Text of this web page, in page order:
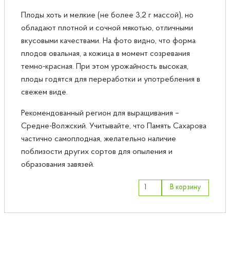
Плоды хоть и мелкие (не более 3,2 г массой), но
обладают плотной и сочной мякотью, отличными
вкусовыми качествами. На фото видно, что форма
плодов овальная, а кожица в момент созревания
темно-красная. При этом урожайность высокая,
плоды годятся для переработки и употребления в
свежем виде.
Рекомендованный регион для выращивания –
Средне-Волжский. Учитывайте, что Память Сахарова
частично самоплодная, желательно наличие
поблизости других сортов для опыления и
образования завязей.
В корзину